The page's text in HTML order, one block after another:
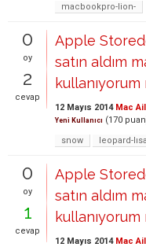
macbookpro-lion-
0
oy
2
cevap
Apple
satın aldım
kullanıyorum
12 Mayıs 2014 Mac
Yeni Kullanıcı (170
snow
leopard-
0
oy
1
cevap
Apple
satın aldım
kullanıyorum
12 Mayıs 2014 Mac